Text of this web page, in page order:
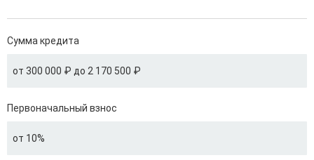
Сумма кредита
от 300 000 ₽ до 2 170 500 ₽
Первоначальный взнос
от 10%